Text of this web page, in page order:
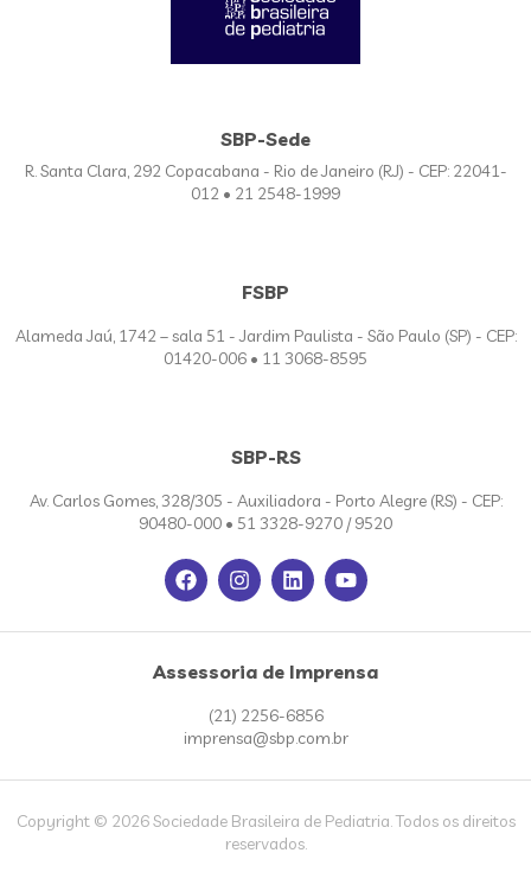
SBP-Sede
R. Santa Clara, 292 Copacabana - Rio de Janeiro (RJ) - CEP: 22041-
012 • 21 2548-1999
FSBP
Alameda Jaú, 1742 – sala 51 - Jardim Paulista - São Paulo (SP) - CEP:
01420-006 • 11 3068-8595
SBP-RS
Av. Carlos Gomes, 328/305 - Auxiliadora - Porto Alegre (RS) - CEP:
90480-000 • 51 3328-9270 / 9520
Assessoria de Imprensa
(21) 2256-6856
imprensa@sbp.com.br
Copyright © 2026 Sociedade Brasileira de Pediatria. Todos os direitos
reservados.